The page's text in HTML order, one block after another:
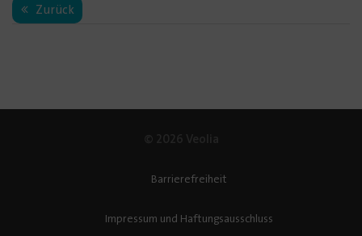
Zurück
Barrierefreiheit
Impressum und Haftungsausschluss